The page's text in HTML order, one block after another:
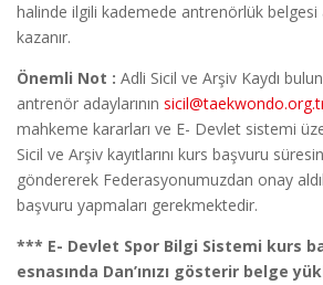
halinde ilgili kademede antrenörlük belgesi
kazanır.
Önemli Not : Adli Sicil ve Arşiv Kaydı
antrenör adaylarının
mahkeme kararları ve E- Devlet sistemi
Sicil ve Arşiv kayıtlarını kurs başvuru
göndererek Federasyonumuzdan onay
başvuru yapmaları gerekmektedir.
*** E- Devlet Spor Bilgi Sistemi kurs
esnasında Dan’ınızı gösterir belge